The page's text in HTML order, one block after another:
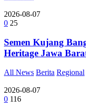
2026-08-07
0 25
Semen Kujang
Heritage Jawa
All News Berita Regional
2026-08-07
0 116